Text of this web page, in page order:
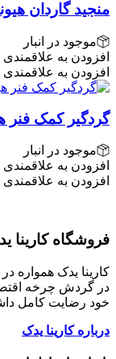
منجید گاردان
موجود در انبار
افزودن به علاقمندی
افزودن به علاقمندی
گردگیر کمک فنر
موجود در انبار
افزودن به علاقمندی
افزودن به علاقمندی
فروشگاه کارینا
کارینا یدک همواره
در گردش چرخه
خود رضایت کامل
درباره کارینا یدک